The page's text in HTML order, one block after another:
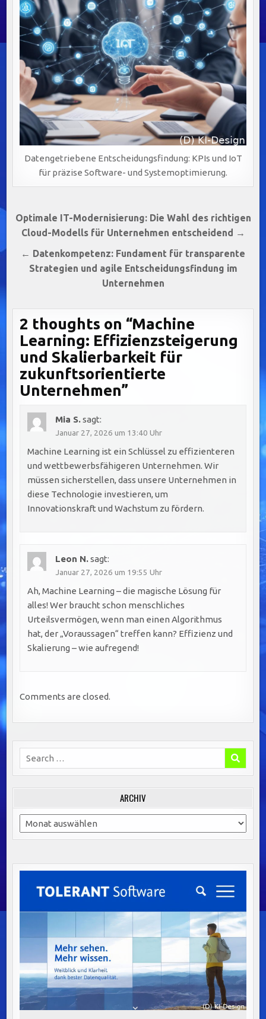
Datengetriebene Entscheidungsfindung: KPIs und IoT
für präzise Software- und Systemoptimierung.
Beitragsnavigation
Optimale IT-Modernisierung: Die Wahl des richtigen
Cloud-Modells für Unternehmen entscheidend →
← Datenkompetenz: Fundament für transparente
Strategien und agile Entscheidungsfindung im
Unternehmen
2 thoughts on “Machine
Learning: Effizienzsteigerung
und Skalierbarkeit für
zukunftsorientierte
Unternehmen”
Mia S.sagt:
Januar 27, 2026 um 13:40 Uhr
Machine Learning ist ein Schlüssel zu effizienteren
und wettbewerbsfähigeren Unternehmen. Wir
müssen sicherstellen, dass unsere Unternehmen in
diese Technologie investieren, um
Innovationskraft und Wachstum zu fördern.
Leon N.sagt:
Januar 27, 2026 um 19:55 Uhr
Ah, Machine Learning – die magische Lösung für
alles! Wer braucht schon menschliches
Urteilsvermögen, wenn man einen Algorithmus
hat, der „Voraussagen“ treffen kann? Effizienz und
Skalierung – wie aufregend!
Comments are closed.
Search
for:
ARCHIV
Archiv